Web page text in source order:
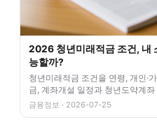
2026 청년미래적금 조건, 내
능할까?
청년미래적금 조건을 연령, 개인·
금, 계좌개설 일정과 청년도약계
금융정보 · 2026-07-25